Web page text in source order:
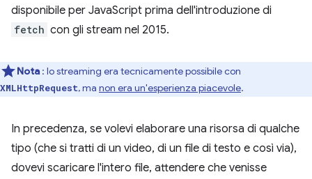
disponibile per JavaScript prima dell'introduzione di
fetch con gli stream nel 2015.
Nota : lo streaming era tecnicamente possibile con
XMLHttpRequest, ma non era un'esperienza piacevole.
In precedenza, se volevi elaborare una risorsa di qualche
tipo (che si tratti di un video, di un file di testo e così via),
dovevi scaricare l'intero file, attendere che venisse